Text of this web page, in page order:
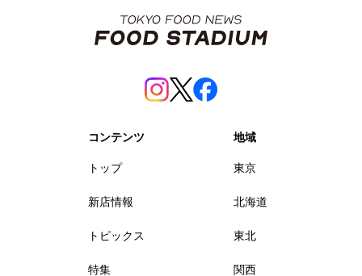
コンテンツ
トップ
新店情報
トピックス
特集
地域
東京
北海道
東北
関西